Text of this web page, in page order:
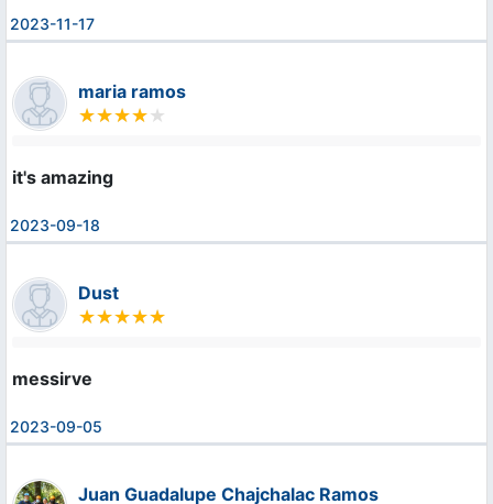
2023-11-17
maria ramos
it's amazing
2023-09-18
Dust
messirve
2023-09-05
Juan Guadalupe Chajchalac Ramos